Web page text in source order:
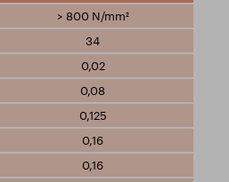
> 800 N/mm²
34
0,02
0,08
0,125
0,16
0,16